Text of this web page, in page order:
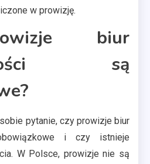
w prowizję.
biur
są
pytanie, czy prowizje biur
i czy istnieje
W Polsce, prowizje nie są